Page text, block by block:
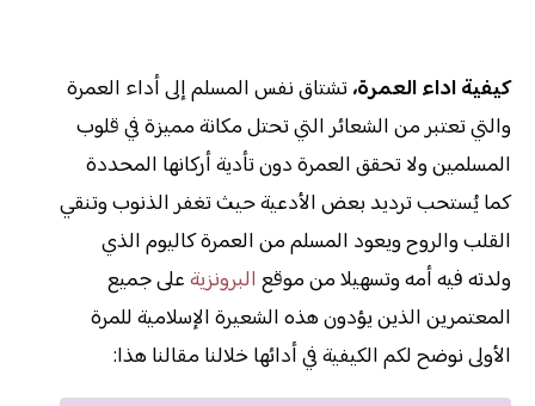
كيفية اداء العمرة، تشتاق نفس المسلم إلى أداء العمرة
والتي تعتبر من الشعائر التي تحتل مكانة مميزة في قلوب
المسلمين ولا تحقق العمرة دون تأدية أركانها المحددة
كما يُستحب ترديد بعض الأدعية حيث تغفر الذنوب وتنقي
القلب والروح ويعود المسلم من العمرة كاليوم الذي
ولدته فيه أمه وتسهيلا من موقع البرونزيةعلى جميع
المعتمرين الذين يؤدون هذه الشعيرة الإسلامية للمرة
الأولى نوضح لكم الكيفية في أدائها خلالنا مقالنا هذا: